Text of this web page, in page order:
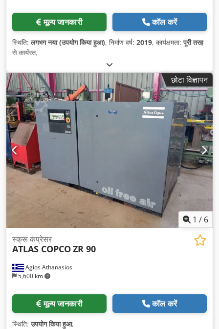
मूल्य जानकारी कॉल करें
स्थिति:लगभग नया (उपयोग किया हुआ), निर्माण वर्ष: 2019, कार्यक्षमता:पूरी तरह
से कार्यरत,
छोटा विज्ञापन
1 / 6
Agios Athanasios
5,600 km
स्क्रू कंप्रेसर
ATLAS COPCOZR 90
मूल्य जानकारी कॉल करें
स्थिति:उपयोग किया हुआ,